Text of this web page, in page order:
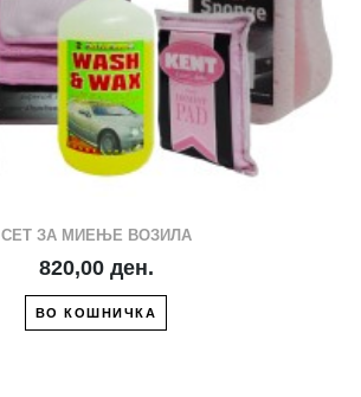
СЕТ ЗА МИЕЊЕ ВОЗИЛА
820,00 ден.
ВО КОШНИЧКА